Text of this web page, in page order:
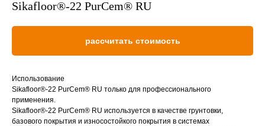
Sikafloor®-22 PurCem® RU
рассчитать стоимость
Использование
Sikafloor®-22 PurCem® RU только для профессионального
применения.
Sikafloor®-22 PurCem® RU используется в качестве грунтовки,
базового покрытия и износостойкого покрытия в системах